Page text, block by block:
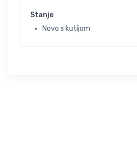
Stanje
Novo s kutijom